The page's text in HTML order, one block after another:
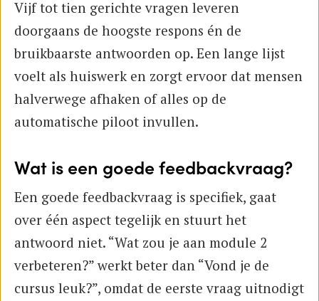
Vijf tot tien gerichte vragen leveren
doorgaans de hoogste respons én de
bruikbaarste antwoorden op. Een lange lijst
voelt als huiswerk en zorgt ervoor dat mensen
halverwege afhaken of alles op de
automatische piloot invullen.
Wat is een goede feedbackvraag?
Een goede feedbackvraag is specifiek, gaat
over één aspect tegelijk en stuurt het
antwoord niet. “Wat zou je aan module 2
verbeteren?” werkt beter dan “Vond je de
cursus leuk?”, omdat de eerste vraag uitnodigt